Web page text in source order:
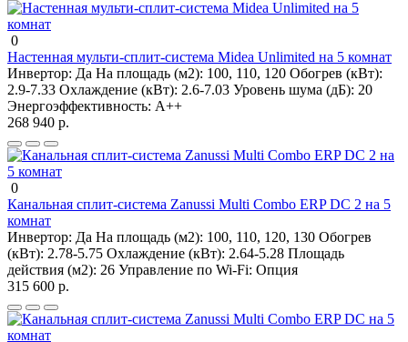
0
Настенная мульти-сплит-система Midea Unlimited на 5 комнат
Инвертор: Да На площадь (м2): 100, 110, 120 Обогрев (кВт):
2.9-7.33 Охлаждение (кВт): 2.6-7.03 Уровень шума (дБ): 20
Энергоэффективность: A++
268 940 р.
0
Канальная сплит-система Zanussi Multi Combo ERP DC 2 на 5
комнат
Инвертор: Да На площадь (м2): 100, 110, 120, 130 Обогрев
(кВт): 2.78-5.75 Охлаждение (кВт): 2.64-5.28 Площадь
действия (м2): 26 Управление по Wi-Fi: Опция
315 600 р.